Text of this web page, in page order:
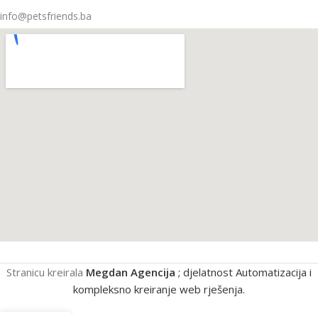
info@petsfriends.ba
Stranicu kreirala Megdan Agencija ; djelatnost Automatizacija i
kompleksno kreiranje web rješenja.